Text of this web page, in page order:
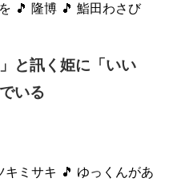
🎵 隆博 🎵 鮨田わさび
と訊く姫に「いい
いる
キミサキ 🎵 ゆっくんがあ